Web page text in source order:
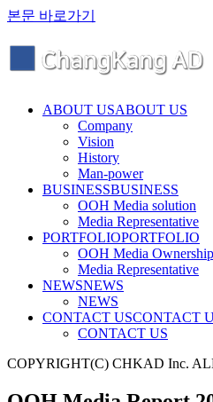
본문 바로가기
ABOUT USABOUT US
Company
Vision
History
Man-power
BUSINESSBUSINESS
OOH Media solution
Media Representative
PORTFOLIOPORTFOLIO
OOH Media Ownership
Media Representative
NEWSNEWS
NEWS
CONTACT USCONTACT
CONTACT US
COPYRIGHT(C) CHKAD Inc.